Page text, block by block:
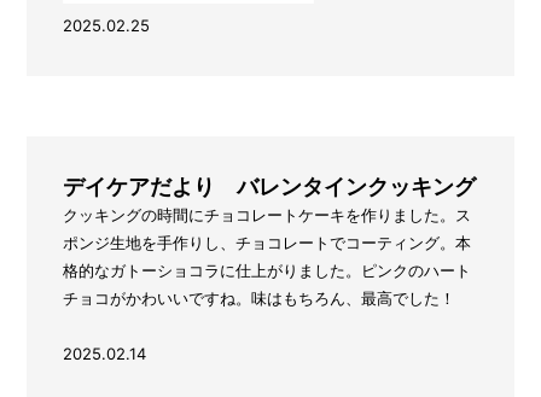
2025.02.25
デイケアだより バレンタインクッキング
クッキングの時間にチョコレートケーキを作りました。ス
ポンジ生地を手作りし、チョコレートでコーティング。本
格的なガトーショコラに仕上がりました。ピンクのハート
チョコがかわいいですね。味はもちろん、最高でした！
2025.02.14